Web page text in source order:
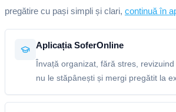
pregătire cu pași simpli și clari, continuă în
Aplicația SoferOnline
Învață organizat, fără stres,
nu le stăpânești și mergi pregătit la